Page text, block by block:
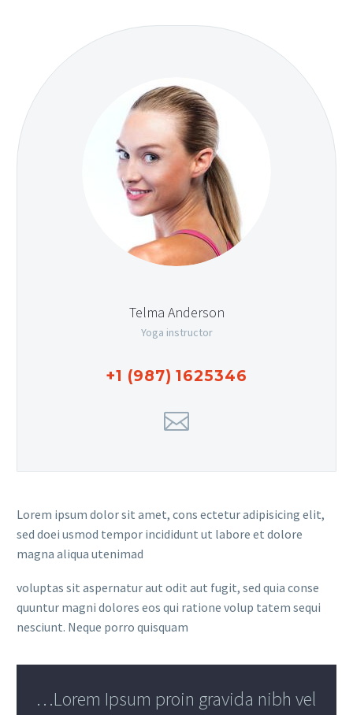
Telma Anderson
Yoga instructor
+1 (987) 1625346
Lorem ipsum dolor sit amet, cons ectetur adipisicing elit,
sed doei usmod tempor incididunt ut labore et dolore
magna aliqua utenimad
voluptas sit aspernatur aut odit aut fugit, sed quia conse
quuntur magni dolores eos qui ratione volup tatem sequi
nesciunt. Neque porro quisquam
…Lorem Ipsum proin gravida nibh vel